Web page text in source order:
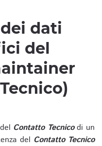
dati
del
Contatto Tecnicodi un
del Contatto Tecnico